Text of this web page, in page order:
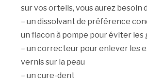
sur vos orteils, vous aurez besoin
– un dissolvant de préférence
un flacon à pompe pour éviter les
– un correcteur pour enlever les
vernis sur la peau
– un cure-dent